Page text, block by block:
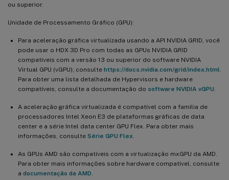
ou superior.
Unidade de Processamento Gráfico (GPU):
Para aceleração gráfica virtualizada usando a API NVIDIA GRID, você
pode usar o HDX 3D Pro com todas as GPUs NVIDIA GRID
compatíveis com a versão 13 ou superior do software NVIDIA
Virtual GPU (vGPU); consulte https://docs.nvidia.com/grid/index.html
Para obter uma lista detalhada de Hypervisors e hardware
compatíveis, consulte a documentação do software NVIDIA vGPU
A aceleração gráfica virtualizada é compatível com a família de
processadores Intel Xeon E3 de plataformas gráficas de data
center e a série Intel data center GPU Flex. Para obter mais
informações, consulte Série GPU Flex
As GPUs AMD são compatíveis com a virtualização mxGPU da AMD.
Para obter mais informações sobre hardware compatível, consulte
a documentação da AMD